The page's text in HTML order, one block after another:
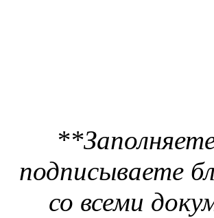
**
подписываете
со всеми